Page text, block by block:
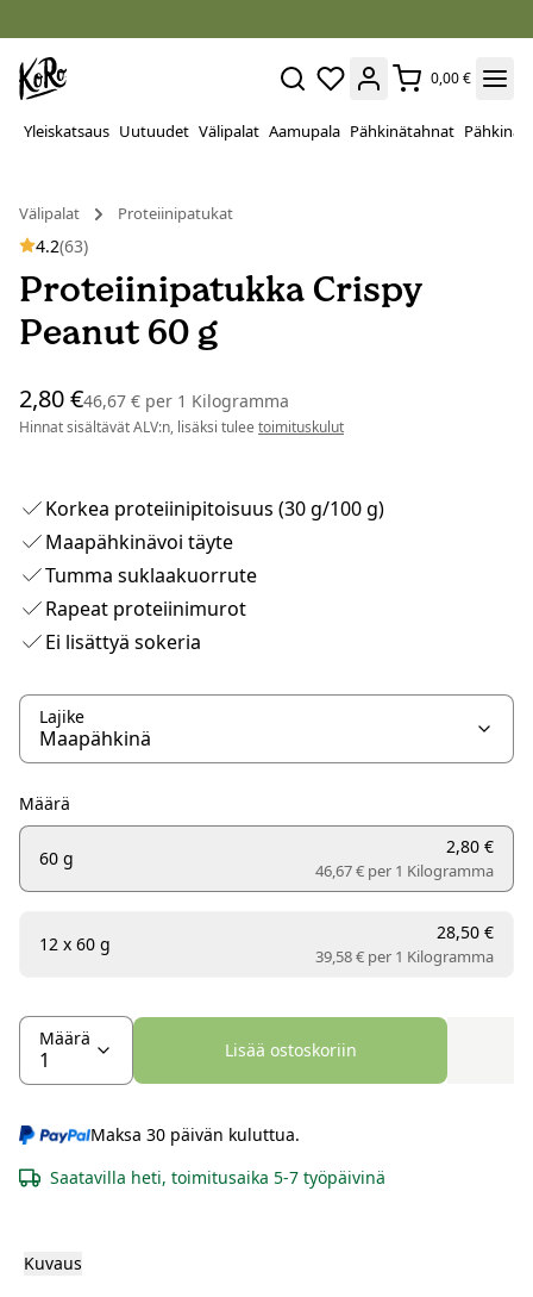
0,00 €
Yleiskatsaus Uutuudet Välipalat Aamupala Pähkinätahnat Pähkinät
Välipalat Proteiinipatukat
4.2(63)
Proteiinipatukka Crispy
Peanut 60 g
2,80 €46,67 € per 1 Kilogramma
Hinnat sisältävät ALV:n, lisäksi tulee toimituskulut
Korkea proteiinipitoisuus (30 g/100 g)
Maapähkinävoi täyte
Tumma suklaakuorrute
Rapeat proteiinimurot
Ei lisättyä sokeria
Lajike
Määrä
60 g
2,80 €
46,67 € per 1 Kilogramma
12 x 60 g
28,50 €
39,58 € per 1 Kilogramma
Määrä
Lisää ostoskoriin
Maksa 30 päivän kuluttua.
Saatavilla heti, toimitusaika 5-7 työpäivinä
Kuvaus